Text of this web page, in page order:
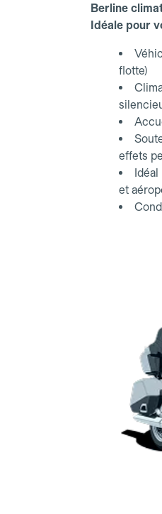
Berline
Idéale pour
flotte)
effets
et